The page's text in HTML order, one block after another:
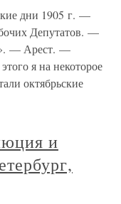
дни 1905 г. —
Депутатов. —
— Арест. —
я на некоторое
октябрьские
и